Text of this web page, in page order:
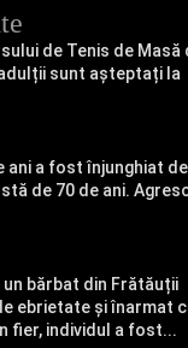
de Tenis de Masă
sunt așteptați la
ani a fost înjunghiat de
de 70 de ani.
bărbat din Frătăuții
ebrietate și înarmat
fier, individul a fost...